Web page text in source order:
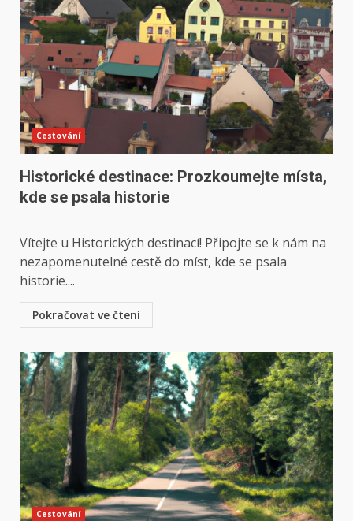
Cestování
Historické destinace: Prozkoumejte místa,
kde se psala historie
Vítejte u Historických destinací! Připojte se k nám na
nezapomenutelné cestě do míst, kde se psala
historie....
Pokračovat ve čtení
Cestování